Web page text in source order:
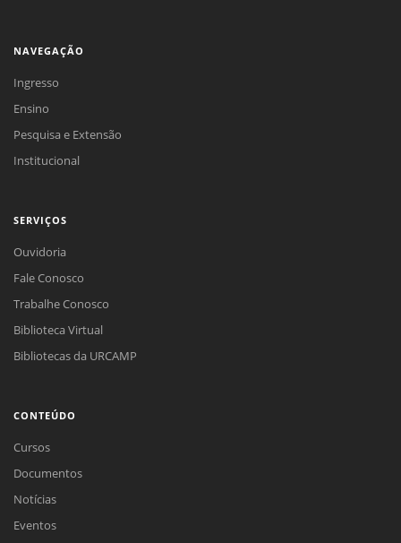
NAVEGAÇÃO
Ingresso
Ensino
Pesquisa e Extensão
Institucional
SERVIÇOS
Ouvidoria
Fale Conosco
Trabalhe Conosco
Biblioteca Virtual
Bibliotecas da URCAMP
CONTEÚDO
Cursos
Documentos
Notícias
Eventos